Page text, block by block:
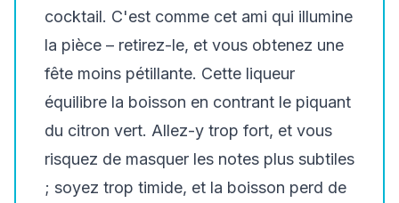
cocktail. C'est comme cet ami qui illumine
la pièce – retirez-le, et vous obtenez une
fête moins pétillante. Cette liqueur
équilibre la boisson en contrant le piquant
du citron vert. Allez-y trop fort, et vous
risquez de masquer les notes plus subtiles
; soyez trop timide, et la boisson perd de